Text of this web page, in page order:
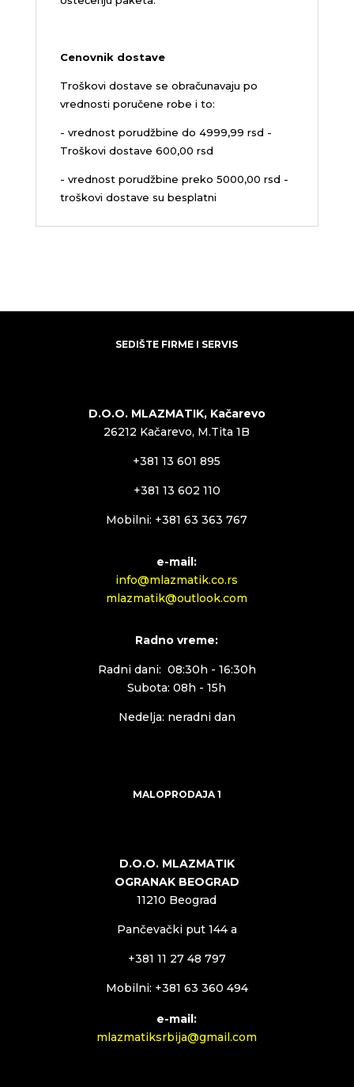
Cenovnik dostave
Troškovi dostave se obračunavaju po
vrednosti poručene robe i to:
- vrednost porudžbine do 4999,99 rsd -
Troškovi dostave 600,00 rsd
- vrednost porudžbine preko 5000,00 rsd -
troškovi dostave su besplatni
SEDIŠTE FIRME I SERVIS
D.O.O. MLAZMATIK, Kačarevo
26212 Kačarevo, M.Tita 1B
+381 13 601 895
+381 13 602 110
Mobilni: +381 63 363 767
e-mail:
info@mlazmatik.co.rs
mlazmatik@outlook.com
Radno vreme:
Radni dani: 08:30h - 16:30h
Subota: 08h - 15h
Nedelja: neradni dan
MALOPRODAJA 1
D.O.O. MLAZMATIK
OGRANAK BEOGRAD
11210 Beograd
Pančevački put 144 a
+381 11 27 48 797
Mobilni: +381 63 360 494
e-mail:
mlazmatiksrbija@gmail.com